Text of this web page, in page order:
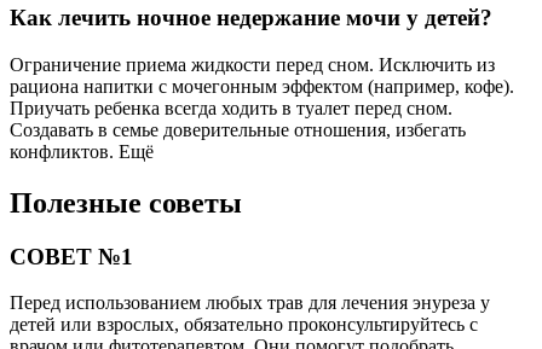
Как лечить ночное недержание мочи у детей?
Ограничение приема жидкости перед сном. Исключить из
рациона напитки с мочегонным эффектом (например, кофе).
Приучать ребенка всегда ходить в туалет перед сном.
Создавать в семье доверительные отношения, избегать
конфликтов. Ещё
Полезные советы
СОВЕТ №1
Перед использованием любых трав для лечения энуреза у
детей или взрослых, обязательно проконсультируйтесь с